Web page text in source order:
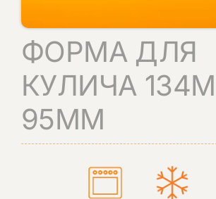
ПОИСК
ФОРМА ДЛЯ
КУЛИЧА
95ММ